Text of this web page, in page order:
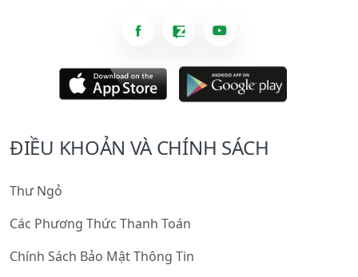
ĐIỀU KHOẢN VÀ CHÍNH SÁCH
Thư Ngỏ
Các Phương Thức Thanh Toán
Chính Sách Bảo Mật Thông Tin